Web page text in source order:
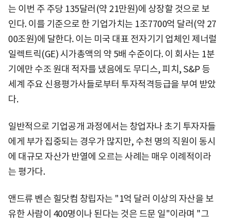
는 이번 주 주당 135달러(약 21만원)에 상장할 것으로 보
인다. 이를 기준으로 한 기업가치는 1조7700억 달러(약 27
00조원)에 달한다. 이는 미국 대표 전자기기 업체인 제너럴
일렉트릭(GE) 시가총액의 약 5배 수준이다. 이 회사는 1분
기에만 수조 원대 적자를 냈음에도 무디스, 피치, S&P 등
세계 주요 신용평가사들로부터 투자적격등급을 부여 받았
다.
일반적으로 기업공개 과정에서는 창업자나 초기 투자자들
에게 부가 집중되는 경우가 많지만, 수천 명의 직원이 동시
에 대규모 자산가 반열에 오르는 사례는 매우 이례적이라
는 평가다.
앤드류 벤슨 힐닷컴 창립자는 "1억 달러 이상의 자산을 보
유한 사람이 400명이나 된다는 것은 드문 일"이라며 "그